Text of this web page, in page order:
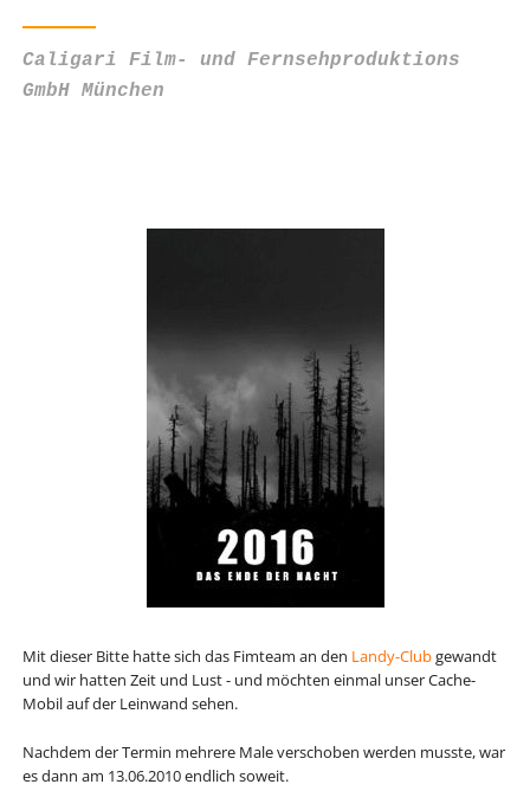
Caligari Film- und Fernsehproduktions
GmbH München
Mit dieser Bitte hatte sich das Fimteam an den Landy-Clubgewandt
und wir hatten Zeit und Lust - und möchten einmal unser Cache-
Mobil auf der Leinwand sehen.
Nachdem der Termin mehrere Male verschoben werden musste, war
es dann am 13.06.2010 endlich soweit.